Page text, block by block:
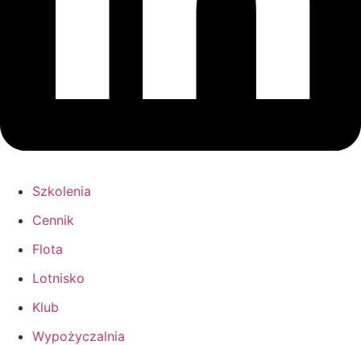
Szkolenia
Cennik
Flota
Lotnisko
Klub
Wypożyczalnia